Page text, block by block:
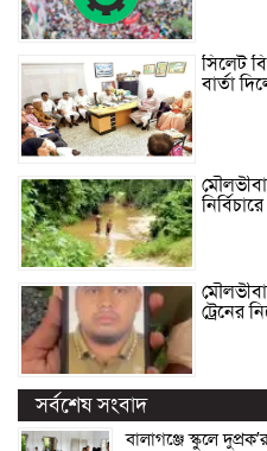
সিলেট
বার্তা
নির্বিচারে
ট্রেনের
সর্বশেষ সংবাদ
বালাগঞ্জে স্কুলে